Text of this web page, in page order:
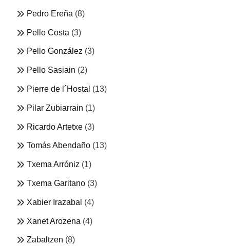
Pedro Ereña (8)
Pello Costa (3)
Pello González (3)
Pello Sasiain (2)
Pierre de l´Hostal (13)
Pilar Zubiarrain (1)
Ricardo Artetxe (3)
Tomás Abendaño (13)
Txema Arróniz (1)
Txema Garitano (3)
Xabier Irazabal (4)
Xanet Arozena (4)
Zabaltzen (8)